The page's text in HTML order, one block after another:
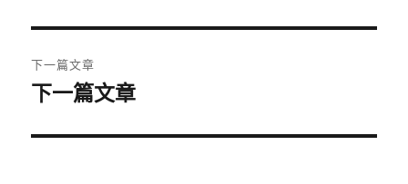
覽
篇
文
章:
下一篇文章
下
篇
下一篇文章